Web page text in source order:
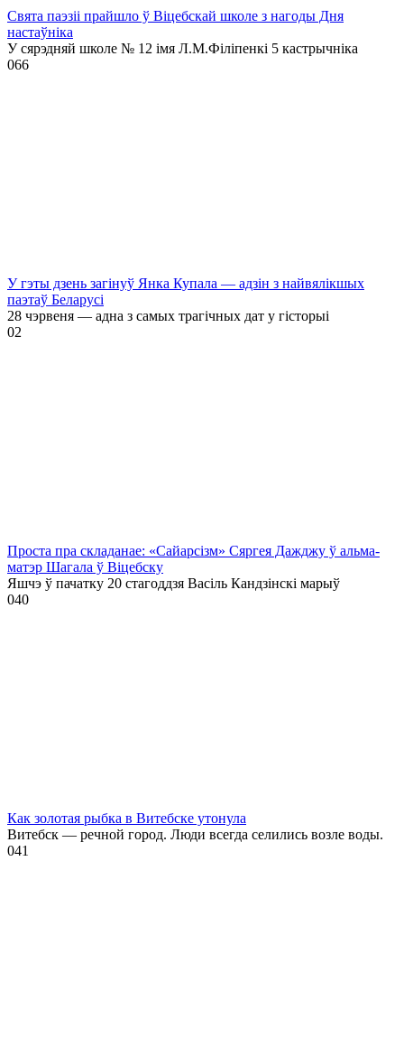
Свята паэзіі прайшло ў Віцебскай школе з нагоды Дня
настаўніка
У сярэдняй школе № 12 імя Л.М.Філіпенкі 5 кастрычніка
066
У гэты дзень загінуў Янка Купала — адзін з найвялікшых
паэтаў Беларусі
28 чэрвеня — адна з самых трагічных дат у гісторыі
02
Проста пра складанае: «Сайарсізм» Сяргея Дажджу ў альма-
матэр Шагала ў Віцебску
Яшчэ ў пачатку 20 стагоддзя Васіль Кандзінскі марыў
040
Как золотая рыбка в Витебске утонула
Витебск — речной город. Люди всегда селились возле воды.
041